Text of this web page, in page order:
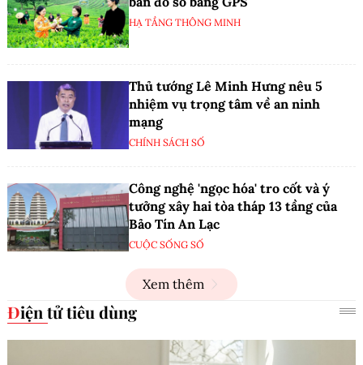
HẠ TẦNG THÔNG MINH
Thủ tướng Lê Minh Hưng nêu 5
nhiệm vụ trọng tâm về an ninh
mạng
CHÍNH SÁCH SỐ
Công nghệ 'ngọc hóa' tro cốt và ý
tưởng xây hai tòa tháp 13 tầng của
Bảo Tín An Lạc
CUỘC SỐNG SỐ
Xem thêm
Điện tử tiêu dùng